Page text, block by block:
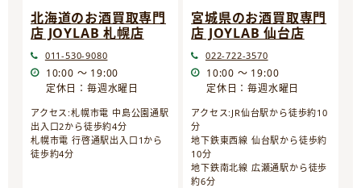
北海道のお酒買取専門
店 JOYLAB 札幌店
011-530-9080
10:00 ～ 19:00
定休日：毎週水曜日
アクセス:札幌市電 中島公園通駅
出入口2から徒歩約4分
札幌市電 行啓通駅出入口1から
徒歩約4分
宮城県のお酒買取専門
店 JOYLAB 仙台店
022-722-3570
10:00 ～ 19:00
定休日：毎週水曜日
アクセス:JR仙台駅から徒歩約10
分
地下鉄東西線 仙台駅から徒歩約
10分
地下鉄南北線 広瀬通駅から徒歩
約6分